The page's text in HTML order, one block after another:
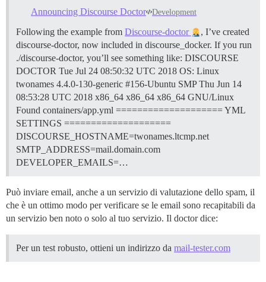
Announcing Discourse Doctor Development
Following the example from Discourse-doctor
, I’ve created
discourse-doctor, now included in discourse_docker. If you run
./discourse-doctor, you’ll see something like: DISCOURSE
DOCTOR Tue Jul 24 08:50:32 UTC 2018 OS: Linux
twonames 4.4.0-130-generic #156-Ubuntu SMP Thu Jun 14
08:53:28 UTC 2018 x86_64 x86_64 x86_64 GNU/Linux
Found containers/app.yml ==================== YML
SETTINGS ====================
DISCOURSE_HOSTNAME=twonames.ltcmp.net
SMTP_ADDRESS=mail.domain.com
DEVELOPER_EMAILS=…
Può inviare email, anche a un servizio di valutazione dello spam, il
che è un ottimo modo per verificare se le email sono recapitabili da
un servizio ben noto o solo al tuo servizio. Il doctor dice:
Per un test robusto, ottieni un indirizzo da mail-tester.com